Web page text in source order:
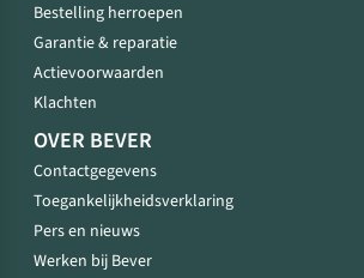
Bestelling herroepen
Garantie & reparatie
Actievoorwaarden
Klachten
OVER BEVER
Contactgegevens
Toegankelijkheidsverklaring
Pers en nieuws
Werken bij Bever